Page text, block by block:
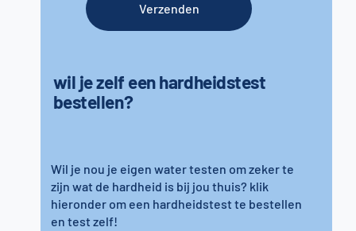
wil je zelf een hardheidstest
bestellen?
Wil je nou je eigen water testen om zeker te
zijn wat de hardheid is bij jou thuis? klik
hieronder om een hardheidstest te bestellen
en test zelf!
Verzenden